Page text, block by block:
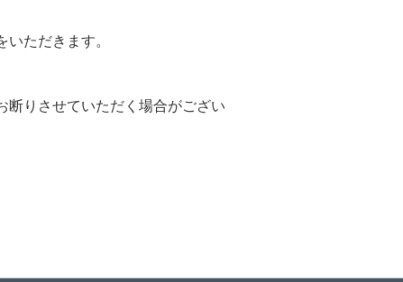
ただきます。
断りさせていただく場合がござい